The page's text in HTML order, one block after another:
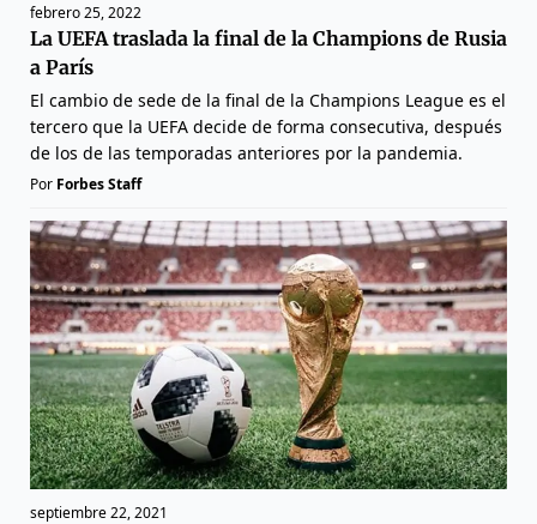
febrero 25, 2022
La UEFA traslada la final de la Champions de Rusia
a París
El cambio de sede de la final de la Champions League es el
tercero que la UEFA decide de forma consecutiva, después
de los de las temporadas anteriores por la pandemia.
Por Forbes Staff
septiembre 22, 2021